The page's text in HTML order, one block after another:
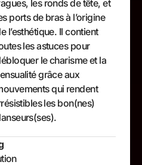
les ronds de tête, et
ports de bras à l’origine
l’esthétique. Il contient
les astuces pour
le charisme et la
grâce aux
qui rendent
les bon(nes)